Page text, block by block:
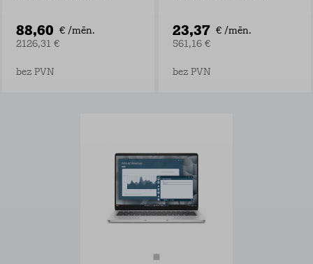
88,60 € /mēn.
2126,31 €
bez PVN
23,37 € /mēn.
561,16 €
bez PVN